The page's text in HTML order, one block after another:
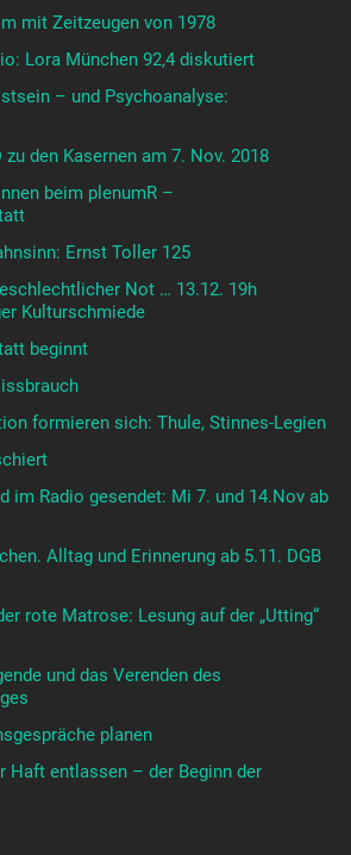
mit Zeitzeugen von 1978
Lora München 92,4 diskutiert
– und Psychoanalyse:
zu den Kasernen am 7. Nov. 2018
beim plenumR –
Ernst Toller 125
Not … 13.12. 19h
Kulturschmiede
beginnt
formieren sich: Thule, Stinnes-Legien
im Radio gesendet: Mi 7. und 14.Nov ab
Alltag und Erinnerung ab 5.11. DGB
rote Matrose: Lesung auf der „Utting“
und das Verenden des
planen
Haft entlassen – der Beginn der